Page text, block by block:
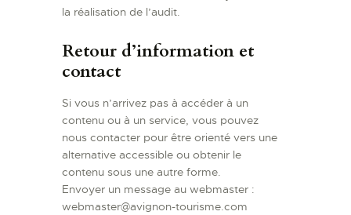
la réalisation de l’audit.
Retour d’information et
contact
Si vous n’arrivez pas à accéder à un
contenu ou à un service, vous pouvez
nous contacter pour être orienté vers une
alternative accessible ou obtenir le
contenu sous une autre forme.
Envoyer un message au webmaster :
webmaster@avignon-tourisme.com